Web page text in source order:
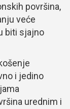
površina,
veće
biti sjajno
i jedino
urednim i